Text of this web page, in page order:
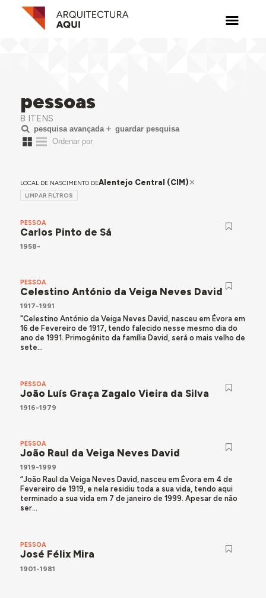
pessoas
8 ITENS
pesquisa avançada guardar pesquisa
LOCAL DE NASCIMENTO DEAlentejo Central (CIM)
LIMPAR FILTROS
PESSOA
Carlos Pinto de Sá
1958-
PESSOA
Celestino António da Veiga Neves David
1917-1991
"Celestino António da Veiga Neves David, nasceu em Évora em
16 de Fevereiro de 1917, tendo falecido nesse mesmo dia do
ano de 1991. Primogénito da família David, será o mais velho de
sete...
PESSOA
João Luís Graça Zagalo Vieira da Silva
1916-1979
PESSOA
João Raul da Veiga Neves David
1919-1999
“João Raul da Veiga Neves David, nasceu em Évora em 4 de
Fevereiro de 1919, e nela residiu toda a sua vida, tendo aqui
terminado a sua vida em 7 de janeiro de 1999. Apesar de não
ser...
PESSOA
José Félix Mira
1901-1981